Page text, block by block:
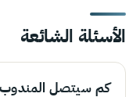
الأسئلة الشائعة
كم سيتصل المندوب